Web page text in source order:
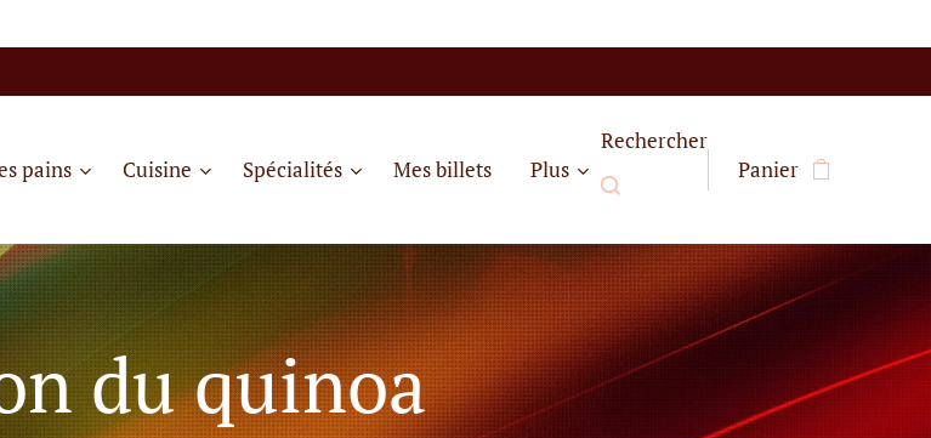
pains Cuisine Spécialités Mes billets Plus
Rechercher
Panier
du quinoa